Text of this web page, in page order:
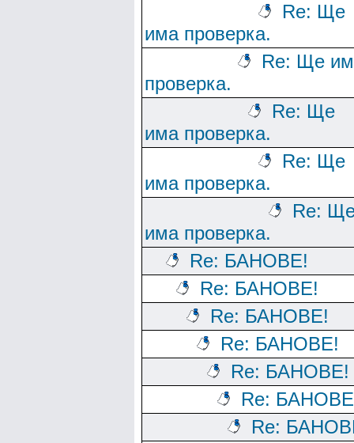
Re: Ще
има проверка.
Re: Ще
проверка.
Re: Ще
има проверка.
Re: Ще
има проверка.
Re:
има проверка.
Re: БАНОВЕ!
Re: БАНОВЕ!
Re: БАНОВЕ!
Re: БАНОВЕ!
Re: БАНОВЕ!
Re:
Re: